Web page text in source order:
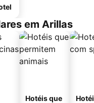
em Arillas
Hotéis que